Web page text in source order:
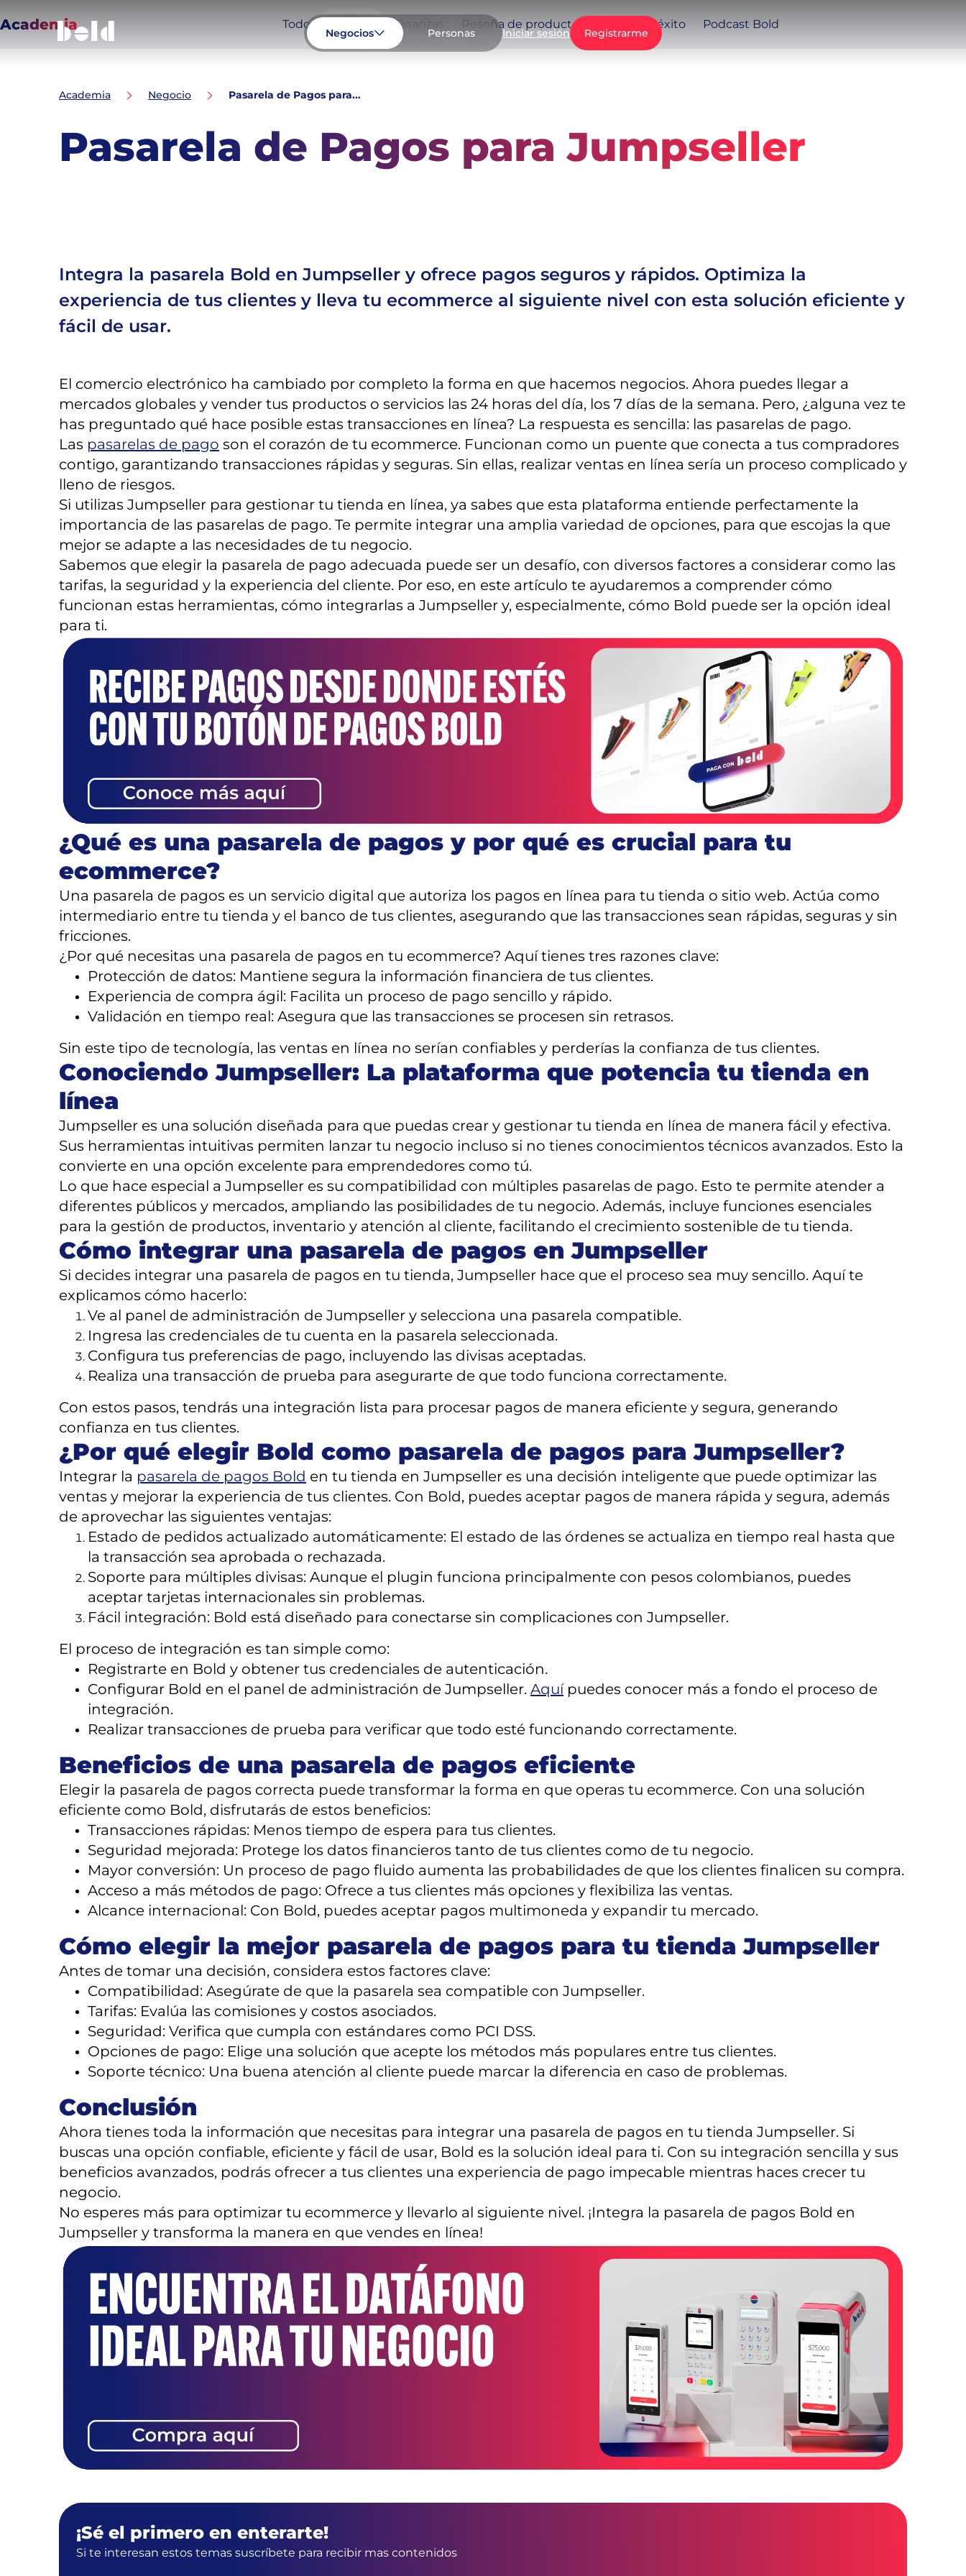
Negocios Personas Iniciar sesión Registrarme
Academia Todo Finanzas Reseña de productos Casos de éxito Podcast Bold
Breadcrumb
Academia Negocio Pasarela de Pagos para...
Pasarela de Pagos para Jumpseller
Temas de este artículo:
Integra la pasarela Bold en Jumpseller y ofrece pagos seguros y rápidos. Optimiza la
experiencia de tus clientes y lleva tu ecommerce al siguiente nivel con esta solución eficiente y
fácil de usar.
El comercio electrónico ha cambiado por completo la forma en que hacemos negocios. Ahora puedes llegar a
mercados globales y vender tus productos o servicios las 24 horas del día, los 7 días de la semana. Pero, ¿alguna vez te
has preguntado qué hace posible estas transacciones en línea? La respuesta es sencilla: las pasarelas de pago.
Las pasarelas de pago son el corazón de tu ecommerce. Funcionan como un puente que conecta a tus compradores
contigo, garantizando transacciones rápidas y seguras. Sin ellas, realizar ventas en línea sería un proceso complicado y
lleno de riesgos.
Si utilizas Jumpseller para gestionar tu tienda en línea, ya sabes que esta plataforma entiende perfectamente la
importancia de las pasarelas de pago. Te permite integrar una amplia variedad de opciones, para que escojas la que
mejor se adapte a las necesidades de tu negocio.
Sabemos que elegir la pasarela de pago adecuada puede ser un desafío, con diversos factores a considerar como las
tarifas, la seguridad y la experiencia del cliente. Por eso, en este artículo te ayudaremos a comprender cómo
funcionan estas herramientas, cómo integrarlas a Jumpseller y, especialmente, cómo Bold puede ser la opción ideal
para ti.
¿Qué es una pasarela de pagos y por qué es crucial para tu
ecommerce?
Una pasarela de pagos es un servicio digital que autoriza los pagos en línea para tu tienda o sitio web. Actúa como
intermediario entre tu tienda y el banco de tus clientes, asegurando que las transacciones sean rápidas, seguras y sin
fricciones.
¿Por qué necesitas una pasarela de pagos en tu ecommerce? Aquí tienes tres razones clave:
Protección de datos: Mantiene segura la información financiera de tus clientes.
Experiencia de compra ágil: Facilita un proceso de pago sencillo y rápido.
Validación en tiempo real: Asegura que las transacciones se procesen sin retrasos.
Sin este tipo de tecnología, las ventas en línea no serían confiables y perderías la confianza de tus clientes.
Conociendo Jumpseller: La plataforma que potencia tu tienda en
línea
Jumpseller es una solución diseñada para que puedas crear y gestionar tu tienda en línea de manera fácil y efectiva.
Sus herramientas intuitivas permiten lanzar tu negocio incluso si no tienes conocimientos técnicos avanzados. Esto la
convierte en una opción excelente para emprendedores como tú.
Lo que hace especial a Jumpseller es su compatibilidad con múltiples pasarelas de pago. Esto te permite atender a
diferentes públicos y mercados, ampliando las posibilidades de tu negocio. Además, incluye funciones esenciales
para la gestión de productos, inventario y atención al cliente, facilitando el crecimiento sostenible de tu tienda.
Cómo integrar una pasarela de pagos en Jumpseller
Si decides integrar una pasarela de pagos en tu tienda, Jumpseller hace que el proceso sea muy sencillo. Aquí te
explicamos cómo hacerlo:
Ve al panel de administración de Jumpseller y selecciona una pasarela compatible.
Ingresa las credenciales de tu cuenta en la pasarela seleccionada.
Configura tus preferencias de pago, incluyendo las divisas aceptadas.
Realiza una transacción de prueba para asegurarte de que todo funciona correctamente.
Con estos pasos, tendrás una integración lista para procesar pagos de manera eficiente y segura, generando
confianza en tus clientes.
¿Por qué elegir Bold como pasarela de pagos para Jumpseller?
Integrar la pasarela de pagos Bold en tu tienda en Jumpseller es una decisión inteligente que puede optimizar las
ventas y mejorar la experiencia de tus clientes. Con Bold, puedes aceptar pagos de manera rápida y segura, además
de aprovechar las siguientes ventajas:
Estado de pedidos actualizado automáticamente: El estado de las órdenes se actualiza en tiempo real hasta que
la transacción sea aprobada o rechazada.
Soporte para múltiples divisas: Aunque el plugin funciona principalmente con pesos colombianos, puedes
aceptar tarjetas internacionales sin problemas.
Fácil integración: Bold está diseñado para conectarse sin complicaciones con Jumpseller.
El proceso de integración es tan simple como:
Registrarte en Bold y obtener tus credenciales de autenticación.
Configurar Bold en el panel de administración de Jumpseller. Aquípuedes conocer más a fondo el proceso de
integración.
Realizar transacciones de prueba para verificar que todo esté funcionando correctamente.
Beneficios de una pasarela de pagos eficiente
Elegir la pasarela de pagos correcta puede transformar la forma en que operas tu ecommerce. Con una solución
eficiente como Bold, disfrutarás de estos beneficios:
Transacciones rápidas: Menos tiempo de espera para tus clientes.
Seguridad mejorada: Protege los datos financieros tanto de tus clientes como de tu negocio.
Mayor conversión: Un proceso de pago fluido aumenta las probabilidades de que los clientes finalicen su compra.
Acceso a más métodos de pago: Ofrece a tus clientes más opciones y flexibiliza las ventas.
Alcance internacional: Con Bold, puedes aceptar pagos multimoneda y expandir tu mercado.
Cómo elegir la mejor pasarela de pagos para tu tienda Jumpseller
Antes de tomar una decisión, considera estos factores clave:
Compatibilidad: Asegúrate de que la pasarela sea compatible con Jumpseller.
Tarifas: Evalúa las comisiones y costos asociados.
Seguridad: Verifica que cumpla con estándares como PCI DSS.
Opciones de pago: Elige una solución que acepte los métodos más populares entre tus clientes.
Soporte técnico: Una buena atención al cliente puede marcar la diferencia en caso de problemas.
Conclusión
Ahora tienes toda la información que necesitas para integrar una pasarela de pagos en tu tienda Jumpseller. Si
buscas una opción confiable, eficiente y fácil de usar, Bold es la solución ideal para ti. Con su integración sencilla y sus
beneficios avanzados, podrás ofrecer a tus clientes una experiencia de pago impecable mientras haces crecer tu
negocio.
No esperes más para optimizar tu ecommerce y llevarlo al siguiente nivel. ¡Integra la pasarela de pagos Bold en
Jumpseller y transforma la manera en que vendes en línea!
¡Sé el primero en enterarte!
Si te interesan estos temas suscríbete para recibir mas contenidos